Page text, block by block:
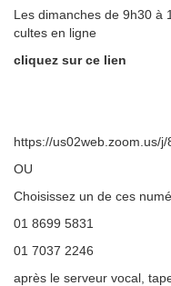
Les dimanches de 9h30 à
cultes en ligne
cliquez sur ce lien
https://us02web.zoom.us/j/
OU
Choisissez un de ces
01 8699 5831
01 7037 2246
après le serveur vocal,